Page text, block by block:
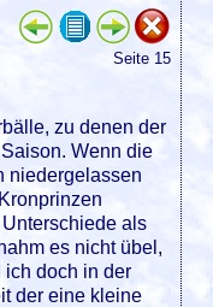
Seite 15
zu denen der
Wenn die
niedergelassen
als
es nicht übel,
ich doch in der
der eine kleine